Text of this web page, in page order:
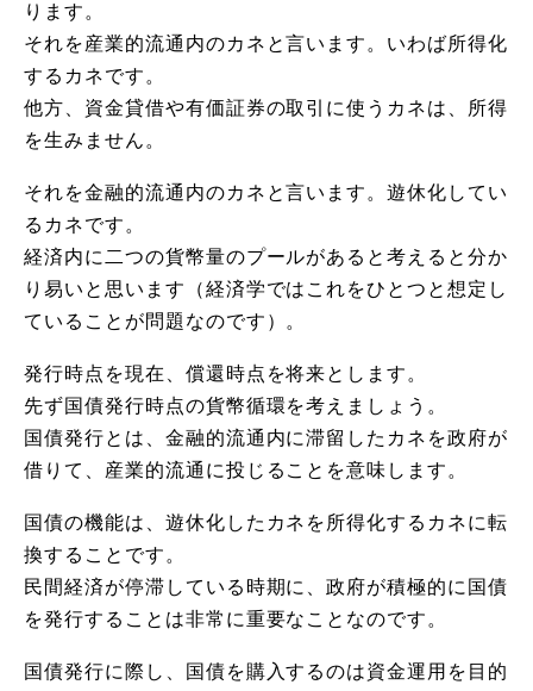
ります。
それを産業的流通内のカネと言います。いわば所得化
するカネです。
他方、資金貸借や有価証券の取引に使うカネは、所得
を生みません。
それを金融的流通内のカネと言います。遊休化してい
るカネです。
経済内に二つの貨幣量のプールがあると考えると分か
り易いと思います（経済学ではこれをひとつと想定し
ていることが問題なのです）。
発行時点を現在、償還時点を将来とします。
先ず国債発行時点の貨幣循環を考えましょう。
国債発行とは、金融的流通内に滞留したカネを政府が
借りて、産業的流通に投じることを意味します。
国債の機能は、遊休化したカネを所得化するカネに転
換することです。
民間経済が停滞している時期に、政府が積極的に国債
を発行することは非常に重要なことなのです。
国債発行に際し、国債を購入するのは資金運用を目的